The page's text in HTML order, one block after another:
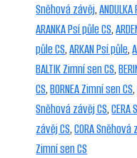
Sněhová závěj,
ARANKA Psí půle CS,
půle CS,ARKAN Psí půle,
BALTIK Zimní sen CS,
CS,BORNEA Zimní sen CS,
Sněhová závěj CS,
závěj CS,CORA Sněhová
Zimní sen CS